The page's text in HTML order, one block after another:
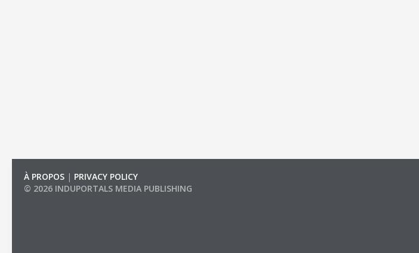
À PROPOS | PRIVACY POLICY
© 2026 INDUPORTALS MEDIA PUBLISHING